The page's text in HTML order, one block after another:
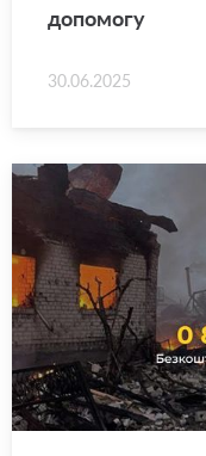
до­по­мо­гу
30.06.2025